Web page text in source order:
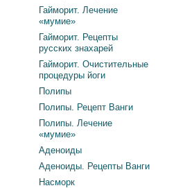
Гайморит. Лечение
«мумие»
Гайморит. Рецепты
русских знахарей
Гайморит. Очистительные
процедуры йоги
Полипы
Полипы. Рецепт Ванги
Полипы. Лечение
«мумие»
Аденоиды
Аденоиды. Рецепты Ванги
Насморк